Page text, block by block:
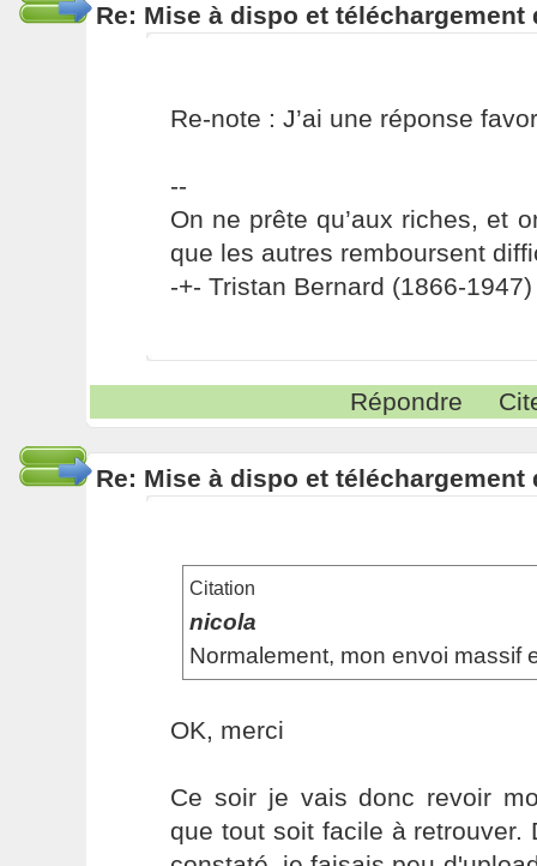
Re: Mise à dispo et
Re-note : J’ai une réponse
--
On ne prête qu’aux riches, et
que les autres remboursent
-+- Tristan Bernard (1866-1947)
Répondre
Re: Mise à dispo et
Citation
nicola
Normalement, mon envoi massif
OK, merci
Ce soir je vais donc revoir
que tout soit facile à retrouver.